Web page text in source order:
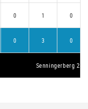
0 1 0
0 3 0
Senningerberg 2